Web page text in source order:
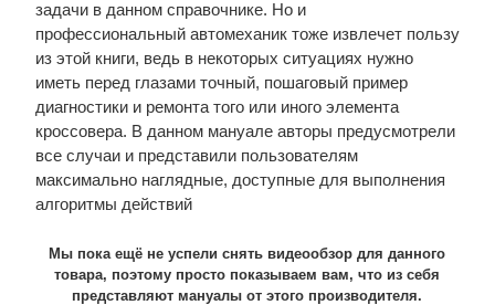
задачи в данном справочнике. Но и
профессиональный автомеханик тоже извлечет пользу
из этой книги, ведь в некоторых ситуациях нужно
иметь перед глазами точный, пошаговый пример
диагностики и ремонта того или иного элемента
кроссовера. В данном мануале авторы предусмотрели
все случаи и представили пользователям
максимально наглядные, доступные для выполнения
алгоритмы действий
Мы пока ещё не успели снять видеообзор для данного
товара, поэтому просто показываем вам, что из себя
представляют мануалы от этого производителя.